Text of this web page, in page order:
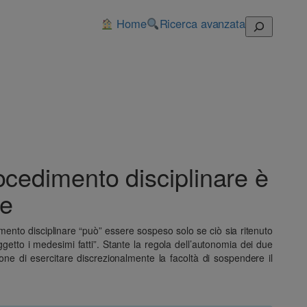
Home Ricerca avanzata Cerca
disciplinare è
disciplinare “può” essere sospeso solo se ciò sia ritenuto
i medesimi fatti”. Stante la regola dell’autonomia dei due
di esercitare discrezionalmente la facoltà di sospendere il